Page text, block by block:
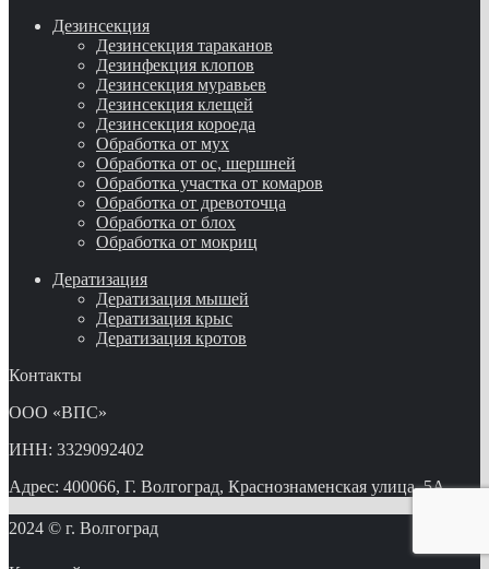
Дезинсекция
Дезинсекция тараканов
Дезинфекция клопов
Дезинсекция муравьев
Дезинсекция клещей
Дезинсекция короеда
Обработка от мух
Обработка от ос, шершней
Обработка участка от комаров
Обработка от древоточца
Обработка от блох
Обработка от мокриц
Дератизация
Дератизация мышей
Дератизация крыс
Дератизация кротов
Контакты
ООО «ВПС»
ИНН: 3329092402
Адрес: 400066, Г. Волгоград, Краснознаменская улица, 5А
2024 © г. Волгоград